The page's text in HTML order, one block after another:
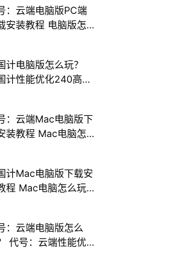
：云端电脑版PC端
安装教程 电脑版怎
计电脑版怎么玩？
计性能优化240高帧
：云端Mac电脑版下
装教程 Mac电脑怎
计Mac电脑版下载安
程 Mac电脑怎么玩
：云端电脑版怎么
代号：云端性能优